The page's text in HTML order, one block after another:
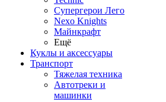
Супергерои Лего
Nexo Knights
Майнкрафт
Ещё
Куклы и аксессуары
Транспорт
Тяжелая техника
Автотреки и
машинки